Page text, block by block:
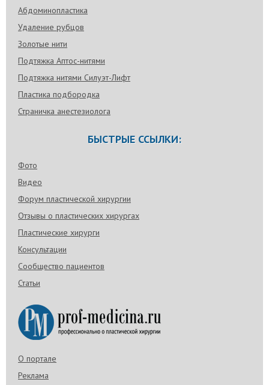
Абдоминопластика
Удаление рубцов
Золотые нити
Подтяжка Аптос-нитями
Подтяжка нитями Силуэт-Лифт
Пластика подбородка
Страничка анестезиолога
БЫСТРЫЕ ССЫЛКИ:
Фото
Видео
Форум пластической хирургии
Отзывы о пластических хирургах
Пластические хирурги
Консультации
Сообщество пациентов
Статьи
О портале
Реклама